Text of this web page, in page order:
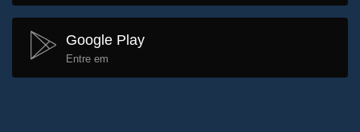
Google Play
Entre em